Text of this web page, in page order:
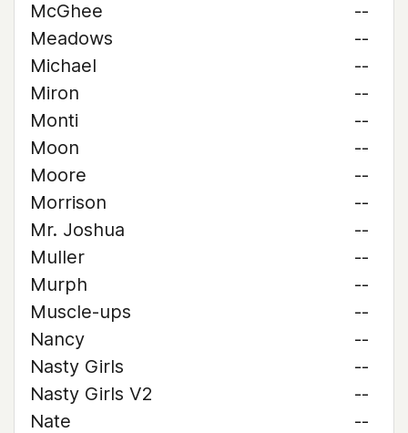
McGhee
--
Meadows
--
Michael
--
Miron
--
Monti
--
Moon
--
Moore
--
Morrison
--
Mr. Joshua
--
Muller
--
Murph
--
Muscle-ups
--
Nancy
--
Nasty Girls
--
Nasty Girls V2
--
Nate
--